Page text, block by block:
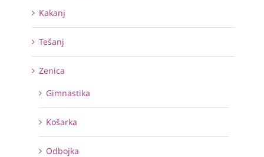
Kakanj
Tešanj
Zenica
Gimnastika
Košarka
Odbojka